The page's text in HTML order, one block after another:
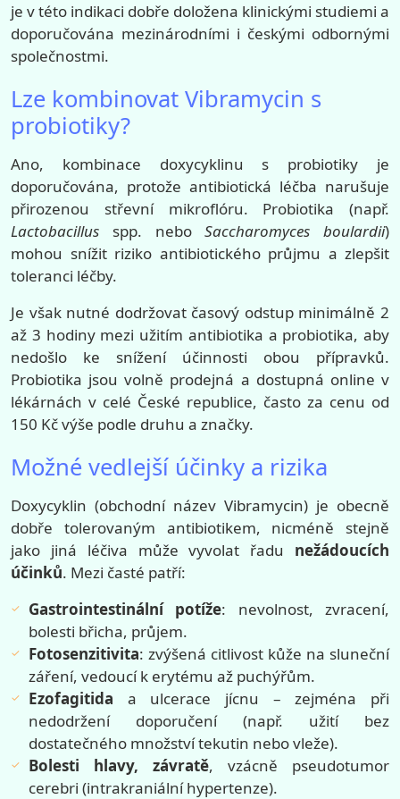
je v této indikaci dobře doložena klinickými studiemi a
doporučována mezinárodními i českými odbornými
společnostmi.
Lze kombinovat Vibramycin s
probiotiky?
Ano, kombinace doxycyklinu s probiotiky je
doporučována, protože antibiotická léčba narušuje
přirozenou střevní mikroflóru. Probiotika (např.
Lactobacillus spp. neboSaccharomyces boulardii)
mohou snížit riziko antibiotického průjmu a zlepšit
toleranci léčby.
Je však nutné dodržovat časový odstup minimálně 2
až 3 hodiny mezi užitím antibiotika a probiotika, aby
nedošlo ke snížení účinnosti obou přípravků.
Probiotika jsou volně prodejná a dostupná online v
lékárnách v celé České republice, často za cenu od
150 Kč výše podle druhu a značky.
Možné vedlejší účinky a rizika
Doxycyklin (obchodní název Vibramycin) je obecně
dobře tolerovaným antibiotikem, nicméně stejně
jako jiná léčiva může vyvolat řadu nežádoucích
účinků. Mezi časté patří:
Gastrointestinální potíže: nevolnost, zvracení,
bolesti břicha, průjem.
Fotosenzitivita: zvýšená citlivost kůže na sluneční
záření, vedoucí k erytému až puchýřům.
Ezofagitida a ulcerace jícnu – zejména při
nedodržení doporučení (např. užití bez
dostatečného množství tekutin nebo vleže).
Bolesti hlavy, závratě, vzácně pseudotumor
cerebri (intrakraniální hypertenze).